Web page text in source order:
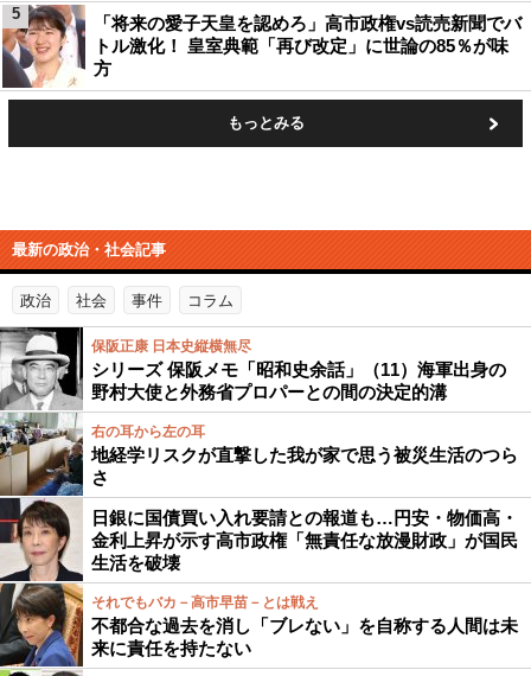
「将来の愛子天皇を認めろ」高市政権vs読売新聞でバ
トル激化！ 皇室典範「再び改定」に世論の85％が味
方
5
もっとみる
最新の政治・社会記事
政治 社会 事件 コラム
保阪正康 日本史縦横無尽
シリーズ 保阪メモ「昭和史余話」（11）海軍出身の
野村大使と外務省プロパーとの間の決定的溝
右の耳から左の耳
地経学リスクが直撃した我が家で思う被災生活のつら
さ
日銀に国債買い入れ要請との報道も…円安・物価高・
金利上昇が示す高市政権「無責任な放漫財政」が国民
生活を破壊
それでもバカ－高市早苗－とは戦え
不都合な過去を消し「ブレない」を自称する人間は未
来に責任を持たない